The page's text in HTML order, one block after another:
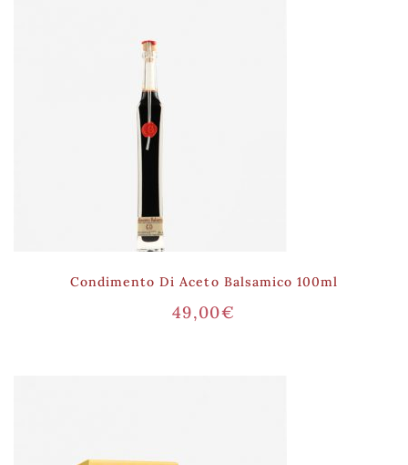
Condimento Di Aceto Balsamico 100ml
49,00€